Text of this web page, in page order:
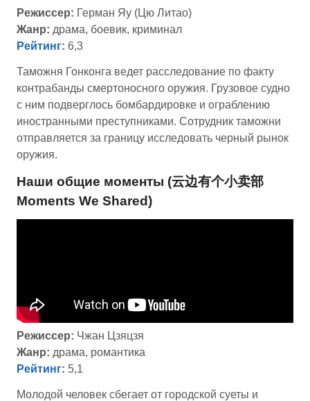
Режиссер: Герман Яу (Цю Литао)
Жанр: драма, боевик, криминал
Рейтинг: 6,3
Таможня Гонконга ведет расследование по факту
контрабанды смертоносного оружия. Грузовое судно
с ним подверглось бомбардировке и ограблению
иностранными преступниками. Сотрудник таможни
отправляется за границу исследовать черный рынок
оружия.
Наши общие моменты (云边有个小卖部
Moments We Shared)
Режиссер: Чжан Цзяцзя
Жанр: драма, романтика
Рейтинг: 5,1
Молодой человек сбегает от городской суеты и